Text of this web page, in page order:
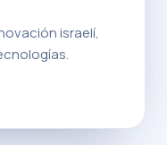
israelí,